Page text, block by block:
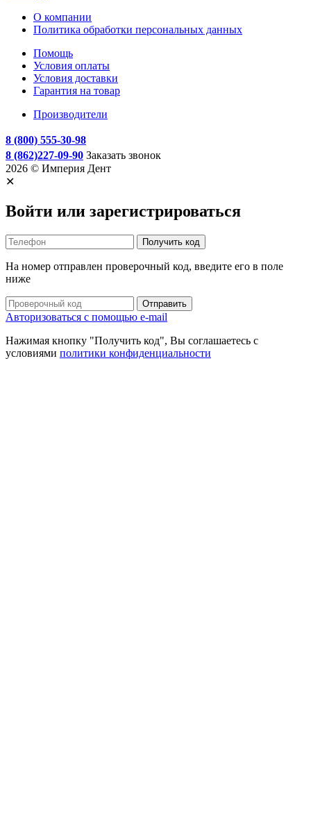
О компании
Политика обработки персональных данных
Помощь
Условия оплаты
Условия доставки
Гарантия на товар
Производители
8 (800) 555-30-98
8 (862)227-09-90 Заказать звонок
2026 © Империя Дент
✕
Войти или зарегистрироваться
Получить код
На номер отправлен проверочный код, введите его в поле
ниже
Отправить
Авторизоваться с помощью e-mail
Нажимая кнопку "Получить код", Вы соглашаетесь c
условиями политики конфиденциальности